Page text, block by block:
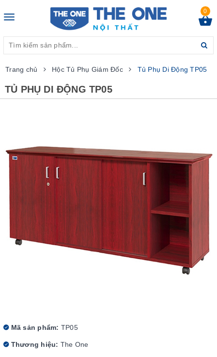
Toggle
0
Trang chủ Hộc Tủ Phụ Giám Đốc Tủ Phụ Di Động TP05
TỦ PHỤ DI ĐỘNG TP05
Mã sản phẩm: TP05
Thương hiệu: The One